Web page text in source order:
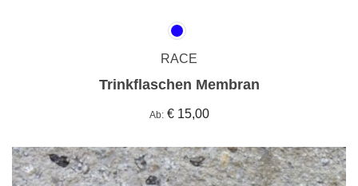
RACE
Trinkflaschen Membran
Ab € 15,00